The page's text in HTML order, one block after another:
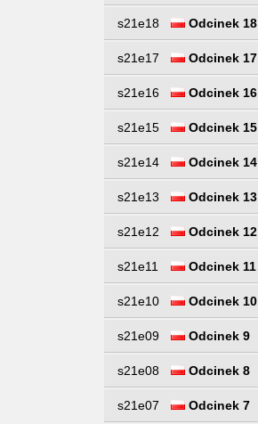
s21e18 Odcinek 18
s21e17 Odcinek 17
s21e16 Odcinek 16
s21e15 Odcinek 15
s21e14 Odcinek 14
s21e13 Odcinek 13
s21e12 Odcinek 12
s21e11 Odcinek 11
s21e10 Odcinek 10
s21e09 Odcinek 9
s21e08 Odcinek 8
s21e07 Odcinek 7